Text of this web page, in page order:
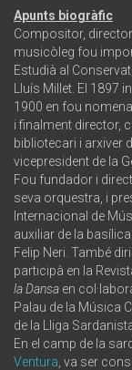
Apunts biogràfic
Compositor,
musicòleg fou
Estudià al
Lluís Millet. El 1897
1900 en fou
i finalment director,
bibliotecari i arxiver
vicepresident de la
Fou fundador i
seva orquestra, i
Internacional de
auxiliar de la
Felip Neri. També
participà en la
la Dansa en
Palau de la Música
de la Lliga
En el camp de la
Ventura , va ser